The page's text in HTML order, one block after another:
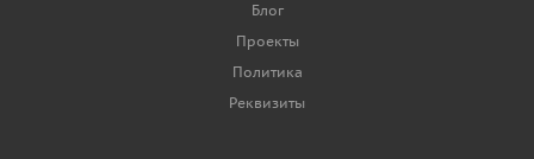
Блог
Проекты
Политика
Реквизиты